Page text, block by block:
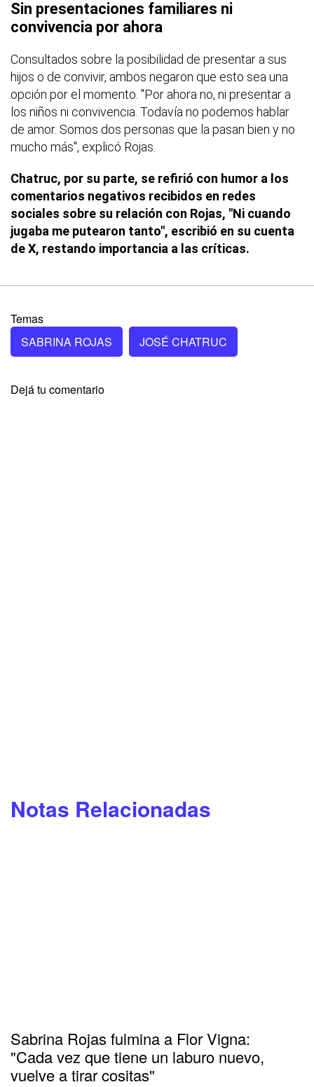
Sin presentaciones familiares ni
convivencia por ahora
Consultados sobre la posibilidad de presentar a sus
hijos o de convivir, ambos negaron que esto sea una
opción por el momento. "Por ahora no, ni presentar a
los niños ni convivencia. Todavía no podemos hablar
de amor. Somos dos personas que la pasan bien y no
mucho más", explicó Rojas.
Chatruc, por su parte, se refirió con humor a los
comentarios negativos recibidos en redes
sociales sobre su relación con Rojas, "Ni cuando
jugaba me putearon tanto", escribió en su cuenta
de X, restando importancia a las críticas.
Temas
SABRINA ROJAS
JOSÉ CHATRUC
Dejá tu comentario
Notas Relacionadas
Sabrina Rojas fulmina a Flor Vigna:
"Cada vez que tiene un laburo nuevo,
vuelve a tirar cositas"